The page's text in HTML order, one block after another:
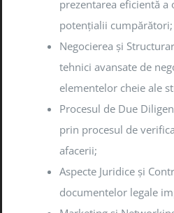
prezentarea eficientă
potențialii cumpărători;
Negocierea și
tehnici avansate de
elementelor cheie ale
Procesul de Due
prin procesul de
afacerii;
Aspecte Juridice și
documentelor legale